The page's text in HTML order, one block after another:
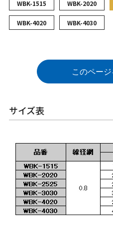
WBK-1515 WBK-2020
WBK-4020 WBK-4030
このペー
サイズ表